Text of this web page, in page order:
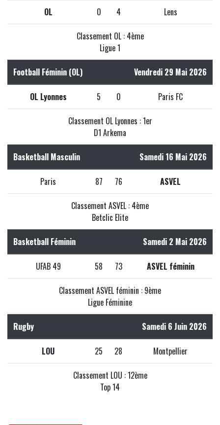
OL 0 4 Lens
Classement OL : 4ème
Ligue 1
Football Féminin (OL) Vendredi 29 Mai 2026
OL Lyonnes 5 0 Paris FC
Classement OL Lyonnes : 1er
D1 Arkema
Basketball Masculin Samedi 16 Mai 2026
Paris 87 76 ASVEL
Classement ASVEL : 4ème
Betclic Elite
Basketball Féminin Samedi 2 Mai 2026
UFAB 49 58 73 ASVEL féminin
Classement ASVEL féminin : 9ème
Ligue Féminine
Rugby Samedi 6 Juin 2026
LOU 25 28 Montpellier
Classement LOU : 12ème
Top 14